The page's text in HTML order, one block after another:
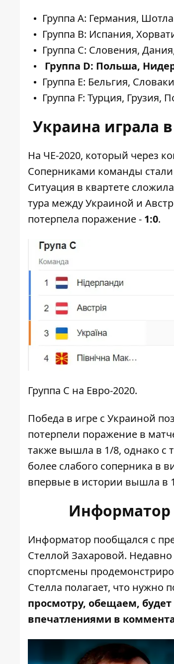
Группа А: Германия,
Группа B: Испания,
Группа С: Словения,
Группа D: Польша,
Группа E: Бельгия,
Группа F: Турция, Грузия,
Украина играла
На ЧЕ-2020, который через
Соперниками команды стали
Ситуация в квартете
тура между Украиной и
потерпела поражение - 1:0.
Группа С на Евро-2020.
Победа в игре с Украиной
потерпели поражение в
также вышла в 1/8, однако с
более слабого соперника в
впервые в истории вышла в
Информатор
Информатор пообщался с
Стеллой Захаровой.
спортсмены
Стелла полагает, что нужно
просмотру, обещаем,
впечатлениями в